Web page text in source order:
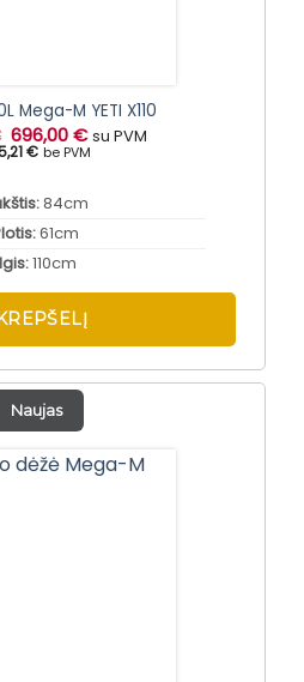
Mega-M YETI X110
Original
price
was:
696,00€Current
price
is:
su PVM
€ be PVM
84cm
61cm
110cm
Naujas